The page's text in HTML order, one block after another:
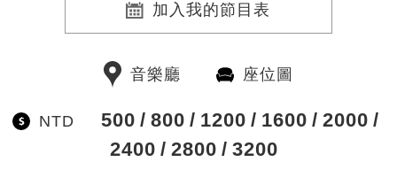
加入我的節目表
音樂廳 座位圖
NTD 500 800 1200 1600
2000
2400
2800 3200